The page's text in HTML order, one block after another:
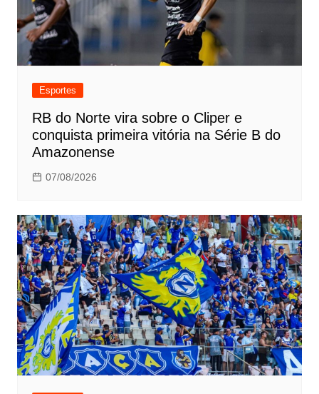
Esportes
RB do Norte vira sobre o Cliper e
conquista primeira vitória na Série B do
Amazonense
07/08/2026